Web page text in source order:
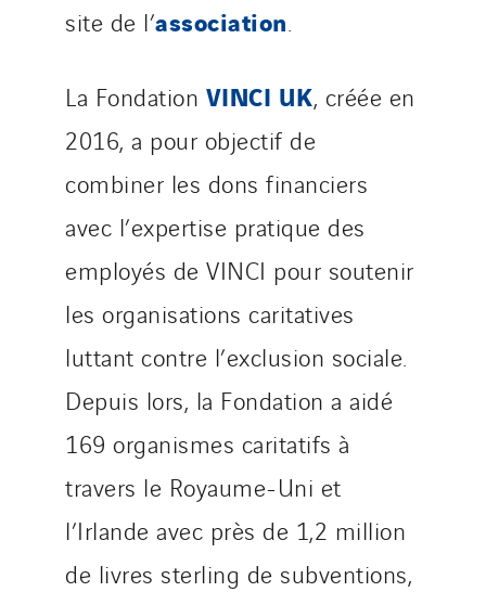
site de l’association.
La Fondation VINCI UK, créée en
2016, a pour objectif de
combiner les dons financiers
avec l’expertise pratique des
employés de VINCI pour soutenir
les organisations caritatives
luttant contre l’exclusion sociale.
Depuis lors, la Fondation a aidé
169 organismes caritatifs à
travers le Royaume-Uni et
l’Irlande avec près de 1,2 million
de livres sterling de subventions,